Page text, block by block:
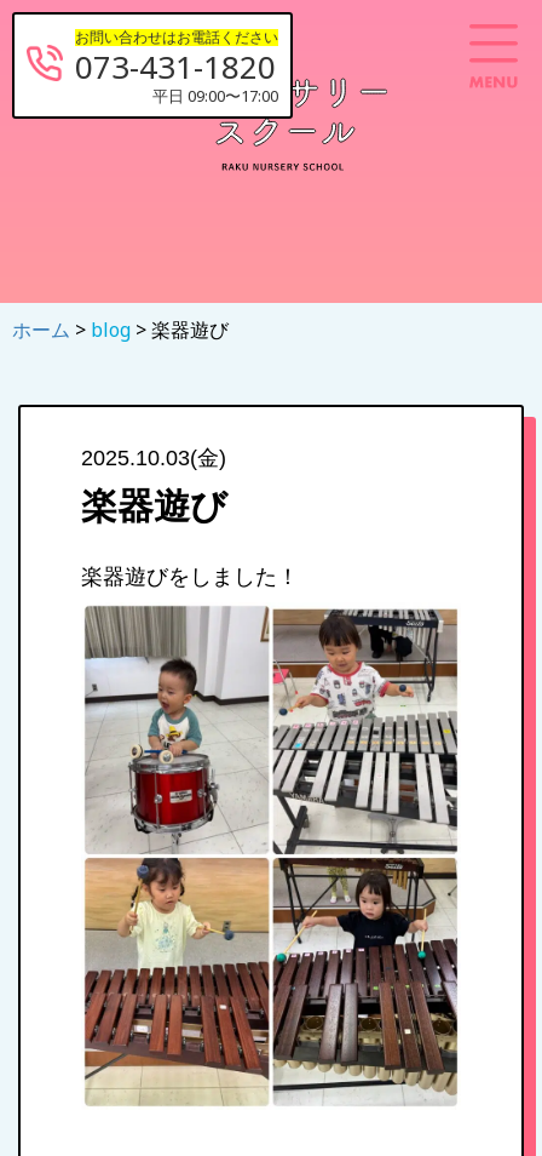
お問い合わせはお電話ください
073-431-1820
平日 09:00〜17:00
ホーム > blog > 楽器遊び
2025.10.03(金)
楽器遊び
楽器遊びをしました！